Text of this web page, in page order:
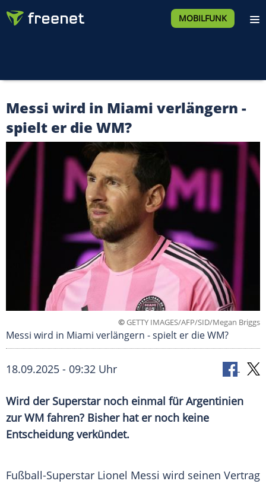
MOBILFUNK
Messi wird in Miami verlängern -
spielt er die WM?
©GETTY IMAGES/AFP/SID/Megan Briggs
Messi wird in Miami verlängern - spielt er die WM?
18.09.2025 - 09:32 Uhr
Wird der Superstar noch einmal für Argentinien
zur WM fahren? Bisher hat er noch keine
Entscheidung verkündet.
Fußball-Superstar Lionel Messi wird seinen Vertrag